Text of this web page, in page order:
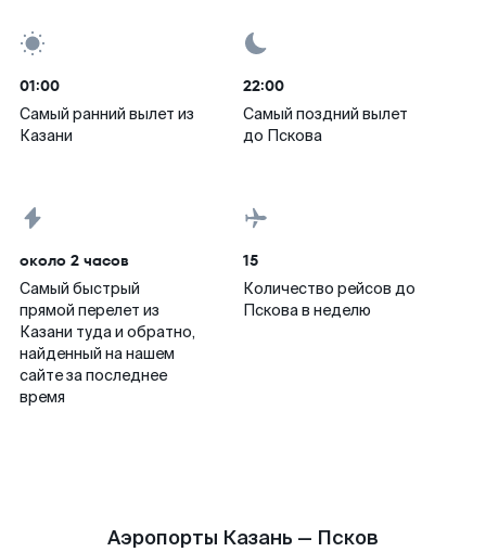
01:00
Самый ранний вылет из
Казани
22:00
Самый поздний вылет
до Пскова
около 2 часов
Самый быстрый
прямой перелет из
Казани туда и обратно,
найденный на нашем
сайте за последнее
время
15
Количество рейсов до
Пскова в неделю
Аэропорты Казань — Псков